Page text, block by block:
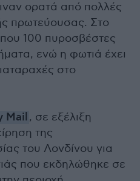
ορατά από πολλές
πρωτεύουσας. Στο
100 πυροσβέστες
ενώ η φωτιά έχει
στο
Mail, σε εξέλιξη
της
του Λονδίνου για
που εκδηλώθηκε σε